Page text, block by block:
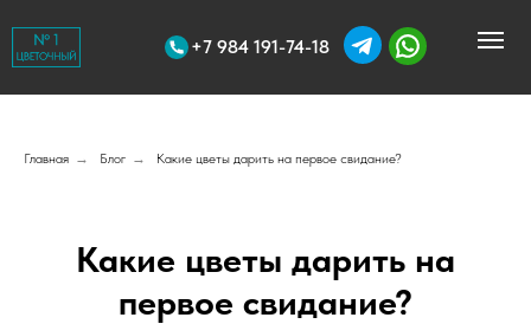
+7 984 191-74-18
Главная → Блог → Какие цветы дарить на первое свидание?
Какие цветы дарить на
первое свидание?